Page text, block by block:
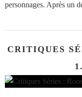
personnages. Après un
CRITIQUES